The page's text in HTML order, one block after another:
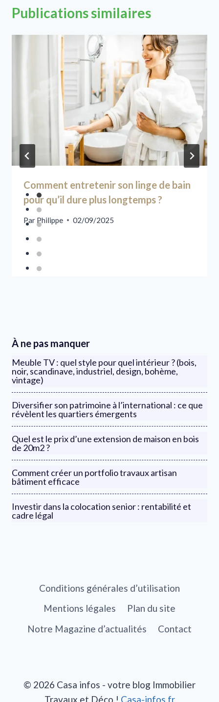
Publications similaires
Comment entretenir son linge de bain
pour qu’il dure plus longtemps ?
Par Philippe 02/09/2025
À ne pas manquer
Meuble TV : quel style pour quel intérieur ? (bois,
noir, scandinave, industriel, design, bohème,
vintage)
Diversifier son patrimoine à l’international : ce que
révèlent les quartiers émergents
Quel est le prix d’une extension de maison en bois
de 20m2 ?
Comment créer un portfolio travaux artisan
bâtiment efficace
Investir dans la colocation senior : rentabilité et
cadre légal
Conditions générales d’utilisation
Mentions légales
Plan du site
Notre Magazine d’actualités
Contact
© 2026 Casa infos - votre blog Immobilier
Travaux et Déco ! Casa-infos.fr